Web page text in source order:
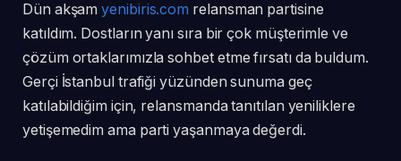
Dün akşamyenibiris.com relansman partisine
katıldım. Dostların yanı sıra bir çok müşterimle ve
çözüm ortaklarımızla sohbet etme fırsatı da buldum.
Gerçi İstanbul trafiği yüzünden sunuma geç
katılabildiğim için, relansmanda tanıtılan yeniliklere
yetişemedim ama parti yaşanmaya değerdi.